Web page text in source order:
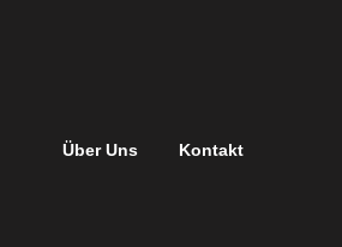
Über Uns Kontakt